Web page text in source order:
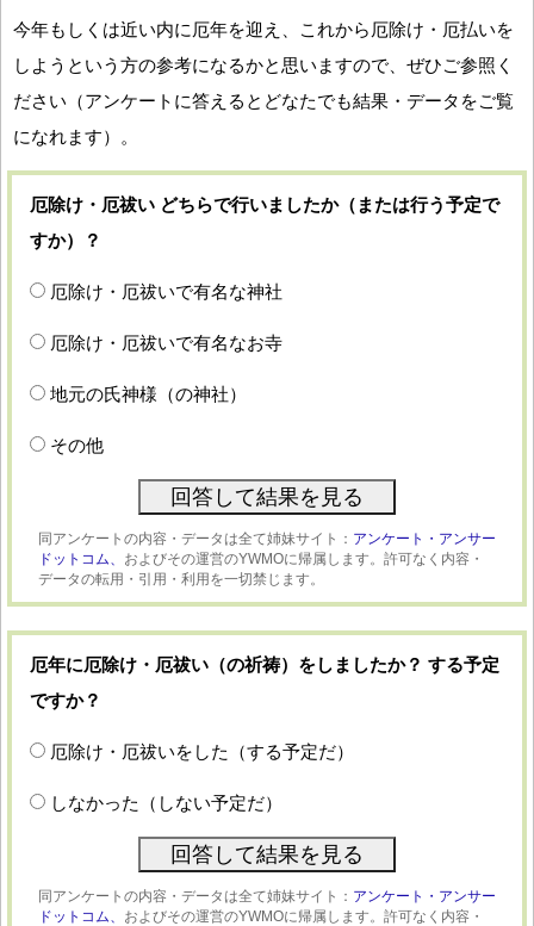
今年もしくは近い内に厄年を迎え、これから厄除け・厄払いを
しようという方の参考になるかと思いますので、ぜひご参照く
ださい（アンケートに答えるとどなたでも結果・データをご覧
になれます）。
厄除け・厄祓い どちらで行いましたか（または行う予定で
すか）？
厄除け・厄祓いで有名な神社
厄除け・厄祓いで有名なお寺
地元の氏神様（の神社）
その他
同アンケートの内容・データは全て姉妹サイト： アンケート・アンサー
ドットコム、 およびその運営のYWMOに帰属します。許可なく内容・
データの転用・引用・利用を一切禁じます。
厄年に厄除け・厄祓い（の祈祷）をしましたか？ する予定
ですか？
厄除け・厄祓いをした（する予定だ）
しなかった（しない予定だ）
同アンケートの内容・データは全て姉妹サイト： アンケート・アンサー
ドットコム、 およびその運営のYWMOに帰属します。許可なく内容・